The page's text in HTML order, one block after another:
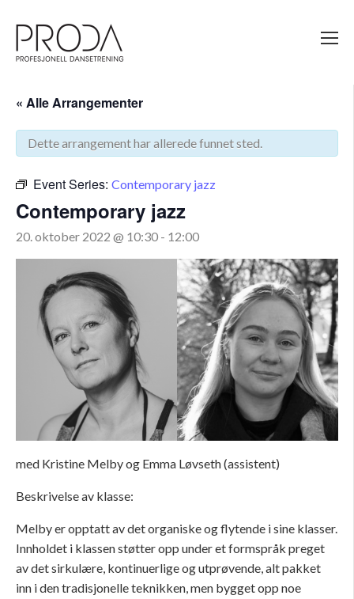
sidens
hovedinnhold
« Alle Arrangementer
Dette arrangement har allerede funnet sted.
Event Series: Contemporary jazz
Contemporary jazz
20. oktober 2022 @ 10:30 - 12:00
med Kristine Melby og Emma Løvseth (assistent)
Beskrivelse av klasse:
Melby er opptatt av det organiske og flytende i sine klasser.
Innholdet i klassen støtter opp under et formspråk preget
av det sirkulære, kontinuerlige og utprøvende, alt pakket
inn i den tradisjonelle teknikken, men bygget opp noe